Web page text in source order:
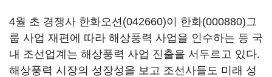
4월 초 경쟁사 한화오션(042660)이 한화(000880) 그
룹 사업 재편에 따라 해상풍력 사업을 인수하는 등 국
내 조선업계는 해상풍력 사업 진출을 서두르고 있다.
해상풍력 시장의 성장성을 보고 조선사들도 미래 성